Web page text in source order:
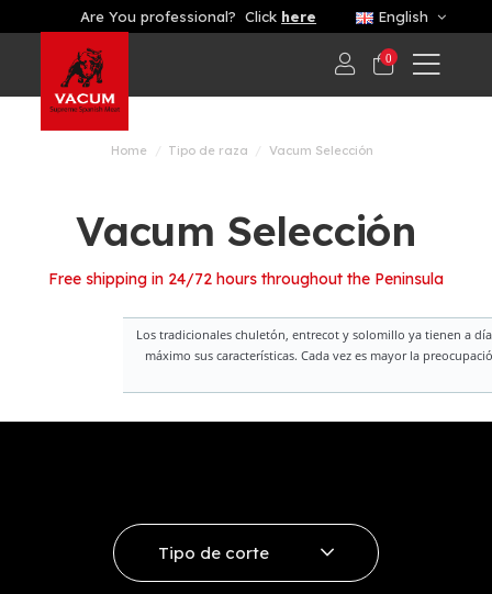
Are You professional? Click here English
0
Home Tipo de raza Vacum Selección
Vacum Selección
Free shipping in 24/72 hours throughout the Peninsula
Los tradicionales chuletón, entrecot y solomillo ya tienen a
máximo sus características. Cada vez es mayor la
Tipo de corte